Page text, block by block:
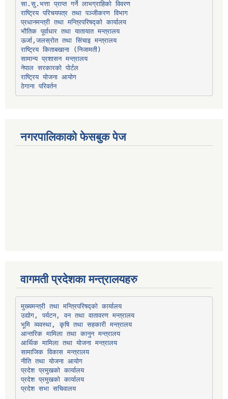
सा.सु.भत्ता प्राप्त गर्ने लाभग्राहिको विवरण
राष्ट्रिय परिचयपत्र तथा पञ्‍जीकरण विभाग
प्रधानमन्त्री तथा मन्त्रिपरिषद्को कार्यालय
भौतिक पूर्वाधार तथा यातायात मन्त्रालय
ऊर्जा,जलस्रोत तथा सिंचाइ मन्त्रालय
सामान्य प्रशासन मन्त्रालय
नेपाल सरकारको पोर्टल
राष्ट्रिय योजना आयोग
ठेगाना परिवर्तन
नगरपालिकाको फेसबुक पेज
वागमती प्रदेशका मन्त्रालयहरु
मुख्यमन्त्री तथा मन्त्रिपरिषद्को कार्यालय
उद्योग, पर्यटन, वन तथा वातावरण मन्त्रालय
भूमि व्यवस्था, कृषि तथा सहकारी मन्त्रालय
आन्तरिक मामिला तथा कानुन मन्त्रालय
आर्थिक मामिला तथा योजना मन्त्रालय
सामाजिक विकास मन्त्रालय
नीति तथा योजना आयोग
प्रदेश प्रमुखको कार्यालय
प्रदेश प्रमुखको कार्यालय
प्रदेश सभा सचिवालय